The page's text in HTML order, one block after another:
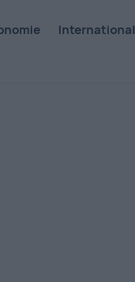
International